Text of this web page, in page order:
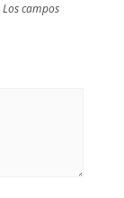
Los campos